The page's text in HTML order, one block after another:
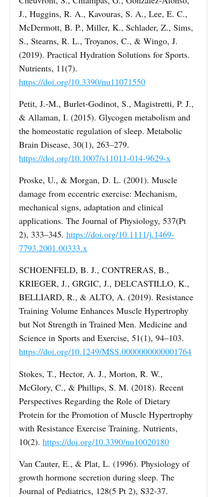
J., Huggins, R. A., Kavouras, S. A., Lee, E. C.,
McDermott, B. P., Miller, K., Schlader, Z., Sims,
S., Stearns, R. L., Troyanos, C., & Wingo, J.
(2019). Practical Hydration Solutions for Sports.
Nutrients, 11(7).
https://doi.org/10.3390/nu11071550
Petit, J.-M., Burlet-Godinot, S., Magistretti, P. J.,
& Allaman, I. (2015). Glycogen metabolism and
the homeostatic regulation of sleep. Metabolic
Brain Disease, 30(1), 263–279.
https://doi.org/10.1007/s11011-014-9629-x
Proske, U., & Morgan, D. L. (2001). Muscle
damage from eccentric exercise: Mechanism,
mechanical signs, adaptation and clinical
applications. The Journal of Physiology, 537(Pt
2), 333–345.https://doi.org/10.1111/j.1469-
7793.2001.00333.x
SCHOENFELD, B. J., CONTRERAS, B.,
KRIEGER, J., GRGIC, J., DELCASTILLO, K.,
BELLIARD, R., & ALTO, A. (2019). Resistance
Training Volume Enhances Muscle Hypertrophy
but Not Strength in Trained Men. Medicine and
Science in Sports and Exercise, 51(1), 94–103.
https://doi.org/10.1249/MSS.0000000000001764
Stokes, T., Hector, A. J., Morton, R. W.,
McGlory, C., & Phillips, S. M. (2018). Recent
Perspectives Regarding the Role of Dietary
Protein for the Promotion of Muscle Hypertrophy
with Resistance Exercise Training. Nutrients,
10(2).https://doi.org/10.3390/nu10020180
Van Cauter, E., & Plat, L. (1996). Physiology of
growth hormone secretion during sleep. The
Journal of Pediatrics, 128(5 Pt 2), S32-37.